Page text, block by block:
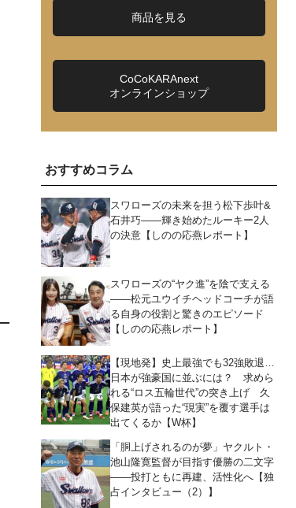
商品を見る
CoCoKARAnext
オンラインショップ
おすすめコラム
スワローズの未来を担う松下歩叶&
石井巧――輝き始めたルーキー2人
の決意【しのの応燕レポート】
スワローズの“ヤク進”を陰で支える
――松元ユウイチヘッドコーチが語
る自身の役割と驚きのエピソード
【しのの応燕レポート】
【現地発】史上最強でも32強敗退…
日本が強豪国に並ぶには？ 求めら
れる“ロス五輪世代”の突き上げ 久
保建英が語った“現実”を覆す選手は
出てくるか【W杯】
「胴上げされるのが夢」ヤクルト・
池山隆寛監督が目指す優勝の二文字
――投打ともに再建、活性化へ【独
占インタビュー（2）】